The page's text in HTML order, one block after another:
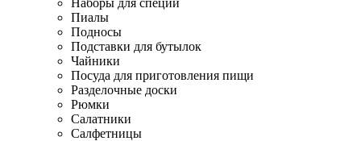
Наборы для специй
Пиалы
Подносы
Подставки для бутылок
Чайники
Посуда для приготовления пищи
Разделочные доски
Рюмки
Салатники
Салфетницы